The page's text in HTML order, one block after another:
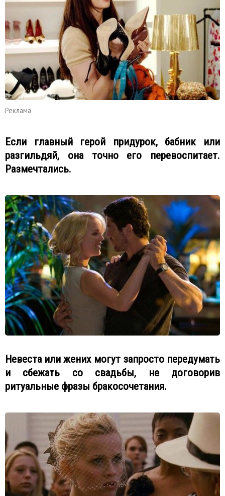
Реклама
Если главный герой придурок, бабник или
разгильдяй, она точно его перевоспитает.
Размечтались.
Невеста или жених могут запросто передумать
и сбежать со свадьбы, не договорив
ритуальные фразы бракосочетания.